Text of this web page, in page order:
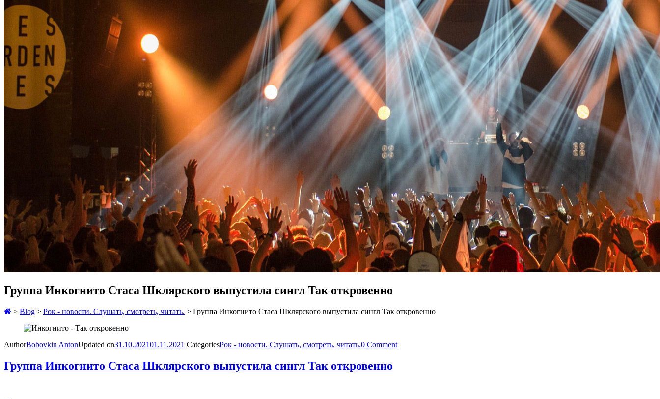
Группа Инкогнито Стаса Шклярского выпустила сингл Так откровенно
> Blog > Рок - новости. Слушать, смотреть, читать. > Группа Инкогнито Стаса Шклярского выпустила сингл Так откровенно
AuthorBobovkin AntonUpdated on31.10.202101.11.2021 CategoriesРок - новости. Слушать, смотреть, читать.0 Comment
Группа Инкогнито Стаса Шклярского выпустила сингл Так откровенно